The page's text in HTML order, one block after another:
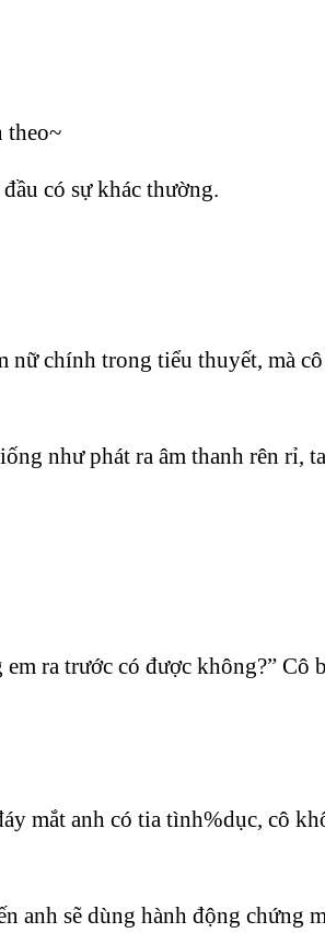
theo~
có sự khác thường.
nữ chính trong tiểu thuyết, mà
như phát ra âm thanh rên rỉ,
ra trước có được không?” Cô
mắt anh có tia tình%dục, cô
anh sẽ dùng hành động chứng